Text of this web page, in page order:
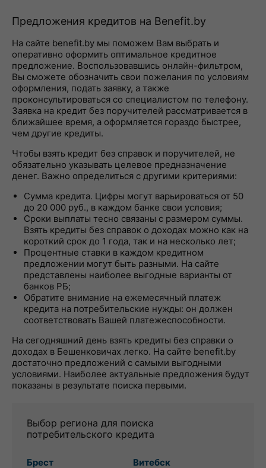
Предложения кредитов на Benefit.by
На сайте benefit.by мы поможем Вам выбрать и
оперативно оформить оптимальное кредитное
предложение. Воспользовавшись онлайн-фильтром,
Вы сможете обозначить свои пожелания по условиям
оформления, подать заявку, а также
проконсультироваться со специалистом по телефону.
Заявка на кредит без поручителей рассматривается в
ближайшее время, а оформляется гораздо быстрее,
чем другие кредиты.
Чтобы взять кредит без справок и поручителей, не
обязательно указывать целевое предназначение
денег. Важно определиться с другими критериями:
Сумма кредита. Цифры могут варьироваться от 50
до 20 000 руб., в каждом банке свои условия;
Сроки выплаты тесно связаны с размером суммы.
Взять кредиты без справок о доходах можно как на
короткий срок до 1 года, так и на несколько лет;
Процентные ставки в каждом кредитном
предложении могут быть разными. На сайте
представлены наиболее выгодные варианты от
банков РБ;
Обратите внимание на ежемесячный платеж
кредита на потребительские нужды: он должен
соответствовать Вашей платежеспособности.
На сегодняшний день взять кредиты без справки о
доходах в Бешенковичах легко. На сайте benefit.by
достаточно предложений с самыми выгодными
условиями. Наиболее актуальные предложения будут
показаны в результате поиска первыми.
Выбор региона для поиска
потребительского кредита
Брест Витебск